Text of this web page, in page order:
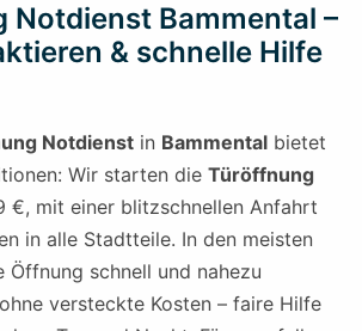
Notdienst Bammental –
& schnelle Hilfe
Notdienst in Bammental bietet
Wir starten die Türöffnung
€, mit einer blitzschnellen Anfahrt
in alle Stadtteile. In den meisten
Öffnung schnell und nahezu
versteckte Kosten – faire Hilfe